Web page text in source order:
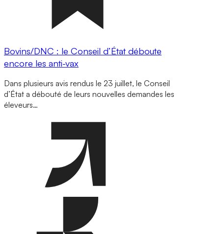
Bovins/DNC : le Conseil d’État déboute
encore les anti-vax
Dans plusieurs avis rendus le 23 juillet, le Conseil
d’État a débouté de leurs nouvelles demandes les
éleveurs…